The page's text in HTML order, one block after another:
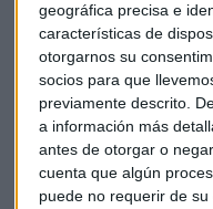
geográfica precisa e
características de
otorgarnos su
socios para que
previamente descrito.
a información más
antes de otorgar o
cuenta que algún
puede no requerir de